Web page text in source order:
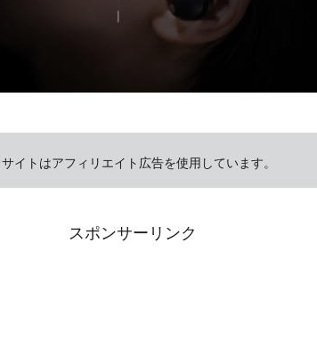
イトはアフィリエイト広告を使用しています。
スポンサーリンク